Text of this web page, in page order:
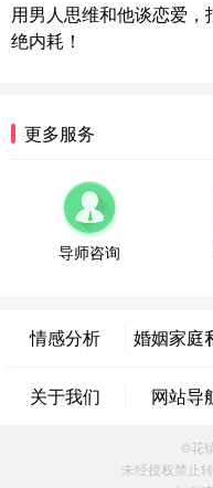
属情感
湖南-长
山东-青
微信用
上海-黄
案
微信用
方案
用男人思维和他谈恋爱，
绝内耗！
更多服务
导师咨询
情感分析 婚姻家庭
关于我们 网站导
©花
未经授权禁止